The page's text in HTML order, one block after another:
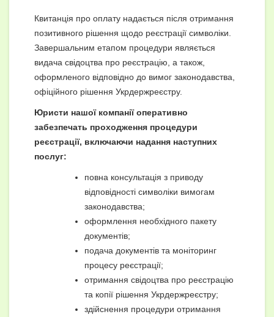
Квитанція про оплату надається після отримання
позитивного рішення щодо реєстрації символіки.
Завершальним етапом процедури являється
видача свідоцтва про реєстрацію, а також,
оформленого відповідно до вимог законодавства,
офіційного рішення Укрдержреєстру.
Юристи нашої компанії оперативно
забезпечать проходження процедури
реєстрації, включаючи надання наступних
послуг:
повна консультація з приводу
відповідності символіки вимогам
законодавства;
оформлення необхідного пакету
документів;
подача документів та моніторинг
процесу реєстрації;
отримання свідоцтва про реєстрацію
та копії рішення Укрдержреєстру;
здійснення процедури отримання